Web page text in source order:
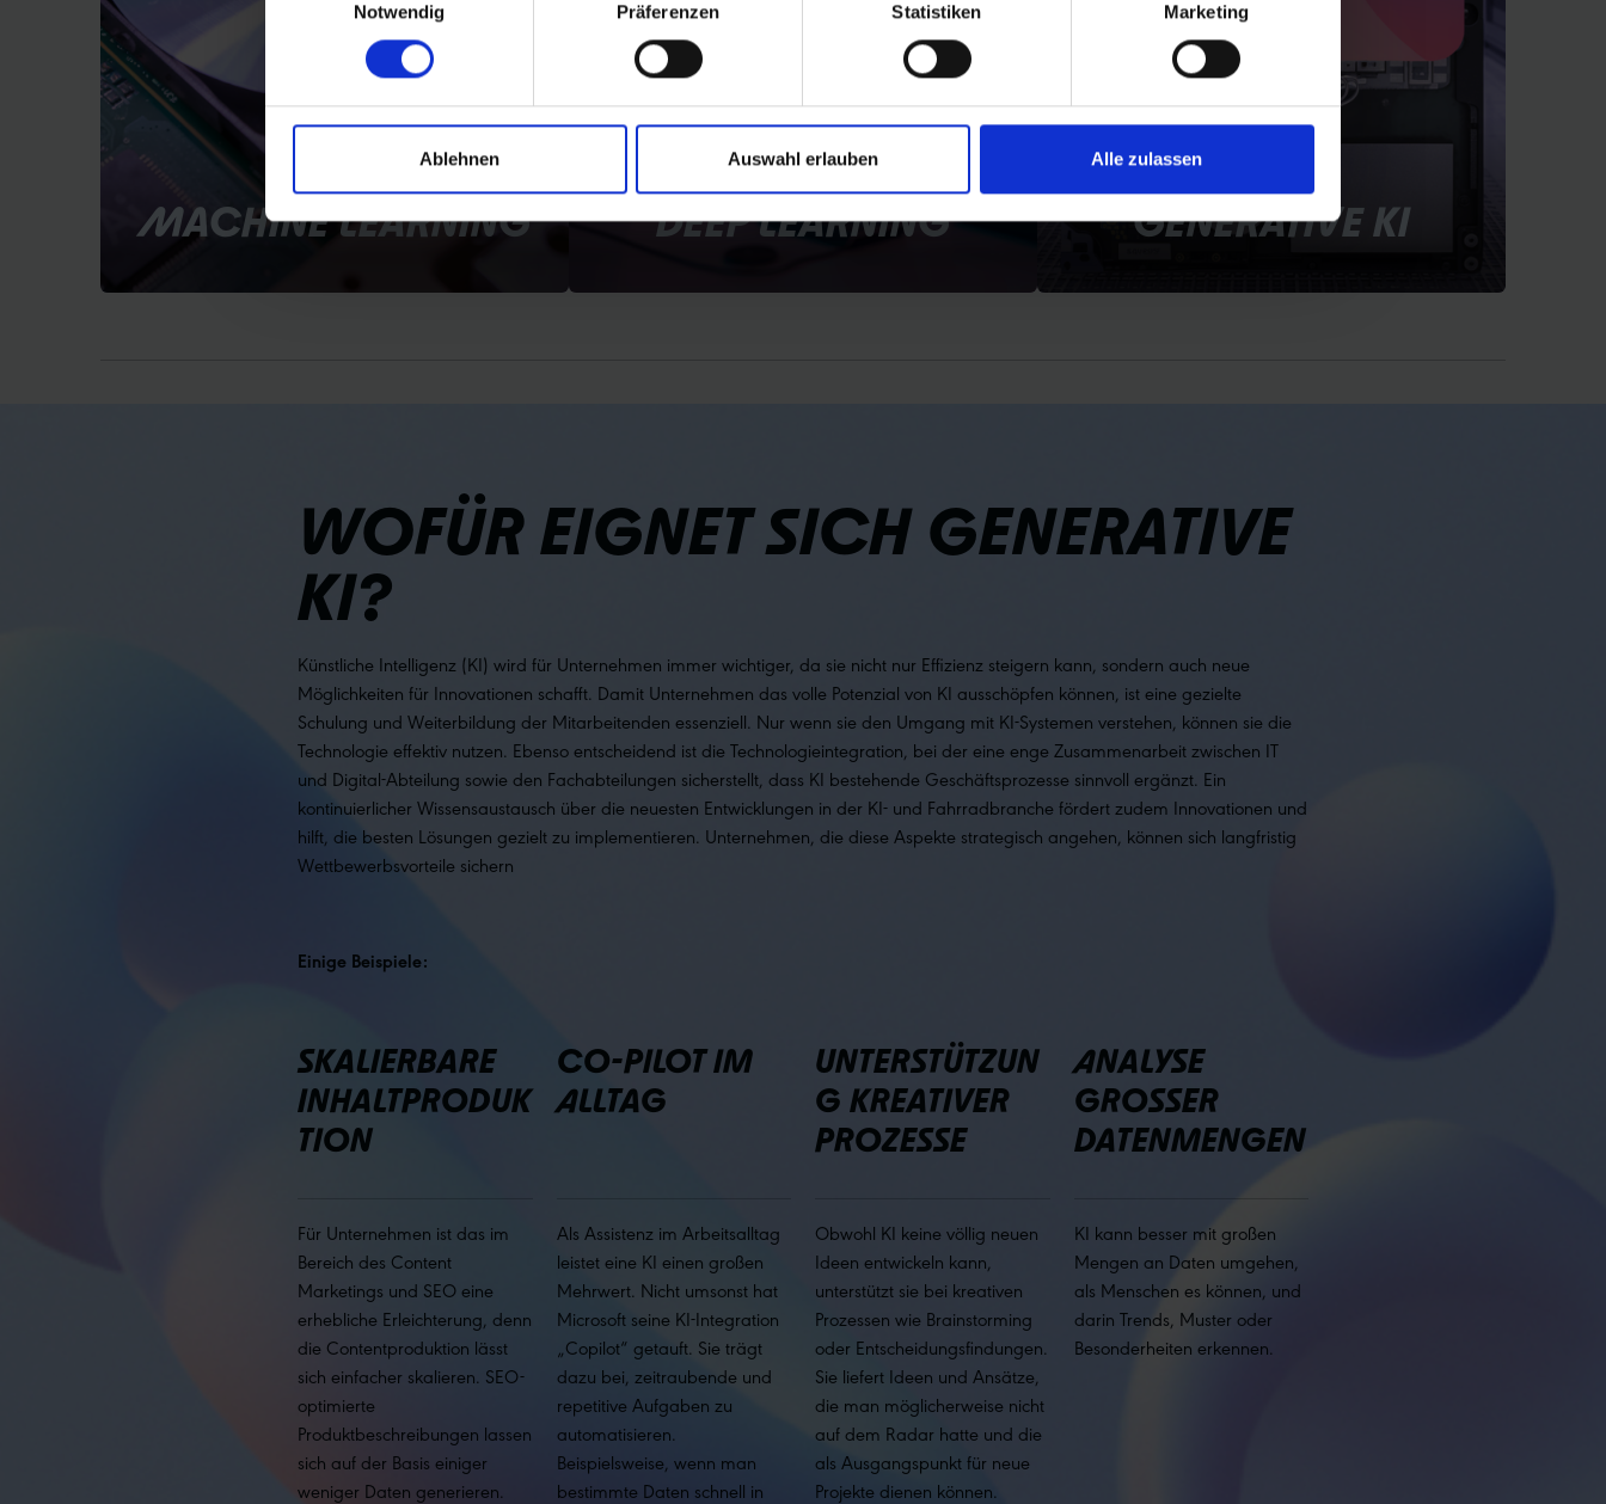
Notwendig
Präferenzen Statistiken Marketing
Ablehnen Auswahl erlauben Alle zulassen
MACHINE LEARNING DEEP LEARNING GENERATIVE KI
WOFÜR EIGNET SICH GENERATIVE
KI?
Künstliche Intelligenz (KI) wird für Unternehmen immer wichtiger, da sie nicht nur Effizienz steigern kann, sondern auch neue
Möglichkeiten für Innovationen schafft. Damit Unternehmen das volle Potenzial von KI ausschöpfen können, ist eine gezielte
Schulung und Weiterbildung der Mitarbeitenden essenziell. Nur wenn sie den Umgang mit KI-Systemen verstehen, können sie die
Technologie effektiv nutzen. Ebenso entscheidend ist die Technologieintegration, bei der eine enge Zusammenarbeit zwischen IT
und Digital-Abteilung sowie den Fachabteilungen sicherstellt, dass KI bestehende Geschäftsprozesse sinnvoll ergänzt. Ein
kontinuierlicher Wissensaustausch über die neuesten Entwicklungen in der KI- und Fahrradbranche fördert zudem Innovationen und
hilft, die besten Lösungen gezielt zu implementieren. Unternehmen, die diese Aspekte strategisch angehen, können sich langfristig
Wettbewerbsvorteile sichern
Einige Beispiele:
SKALIERBARE
INHALTPRODUK
TION
CO-PILOT IM
ALLTAG
UNTERSTÜTZUN
G KREATIVER
PROZESSE
ANALYSE
GROSSER D
ATENMENGEN
Für Unternehmen ist das im
Bereich des Content
Marketings und SEO eine
erhebliche Erleichterung, denn
die Contentproduktion lässt
sich einfacher skalieren. SEO-
optimierte
Produktbeschreibungen lassen
sich auf der Basis einiger
weniger Daten generieren.
Als Assistenz im Arbeitsalltag
leistet eine KI einen großen
Mehrwert. Nicht umsonst hat
Microsoft seine KI-Integration
„Copilot“ getauft. Sie trägt
dazu bei, zeitraubende und
repetitive Aufgaben zu
automatisieren.
Beispielsweise, wenn man
bestimmte Daten schnell in
Obwohl KI keine völlig neuen
Ideen entwickeln kann,
unterstützt sie bei kreativen
Prozessen wie Brainstorming
oder Entscheidungsfindungen.
Sie liefert Ideen und Ansätze,
die man möglicherweise nicht
auf dem Radar hatte und die
als Ausgangspunkt für neue
Projekte dienen können.
KI kann besser mit großen
Mengen an Daten umgehen,
als Menschen es können, und
darin Trends, Muster oder
Besonderheiten erkennen.